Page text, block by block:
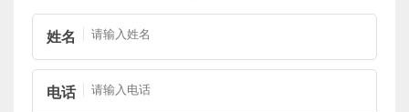
姓名
电话